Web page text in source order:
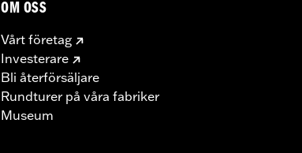
OM OSS
Vårt företag
Investerare
Bli återförsäljare
Rundturer på våra fabriker
Museum